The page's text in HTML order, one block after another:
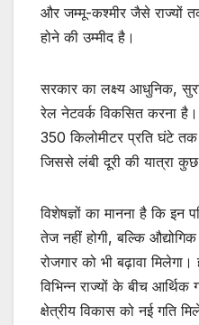
और जम्मू-कश्मीर जैसे राज्यों
होने की उम्मीद है।
सरकार का लक्ष्य आधुनिक,
रेल नेटवर्क विकसित करना
350 किलोमीटर प्रति घंटे
जिससे लंबी दूरी की यात्रा
विशेषज्ञों का मानना है कि इन
तेज नहीं होगी, बल्कि
रोजगार को भी बढ़ावा
विभिन्न राज्यों के बीच आर्थिक
क्षेत्रीय विकास को नई गति